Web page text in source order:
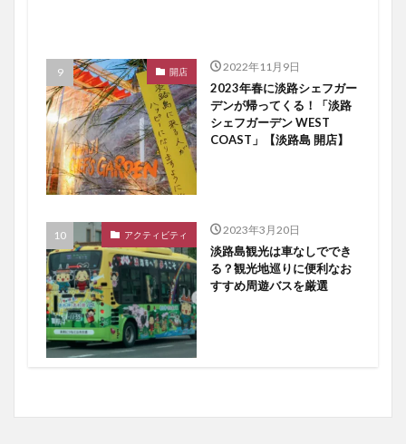
開店 2022年11月9日
2023年春に淡路シェフガー
デンが帰ってくる！「淡路
シェフガーデン WEST
COAST」【淡路島 開店】
アクティビティ 2023年3月20日
淡路島観光は車なしででき
る？観光地巡りに便利なお
すすめ周遊バスを厳選